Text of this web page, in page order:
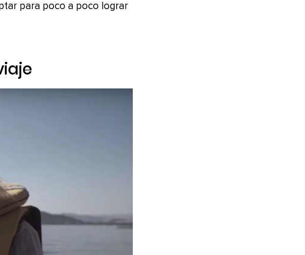
para poco a poco lograr